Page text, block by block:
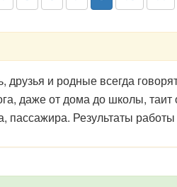
друзья и родные всегда
даже от дома до школы, таит
Результаты работы